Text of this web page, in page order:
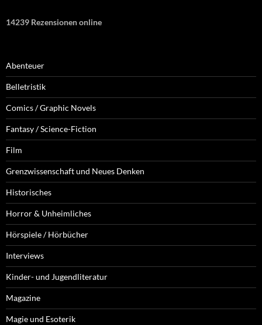
14239 Rezensionen online
Abenteuer
Belletristik
Comics / Graphic Novels
Fantasy / Science-Fiction
Film
Grenzwissenschaft und Neues Denken
Historisches
Horror & Unheimliches
Hörspiele / Hörbücher
Interviews
Kinder- und Jugendliteratur
Magazine
Magie und Esoterik